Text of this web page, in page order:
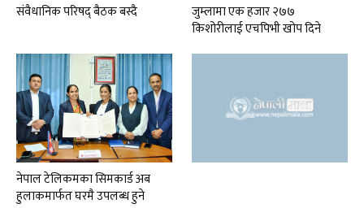
संवैधानिक परिषद् बैठक बस्दै
जुम्लामा एक हजार २७७
किशोरीलाई एचपिभी खोप दिने
नेपाल टेलिकमका सिमकार्ड अब
हुलाकमार्फत घरमै उपलब्ध हुने